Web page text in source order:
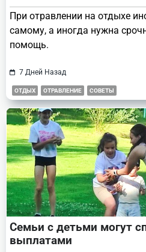
При отравлении на отдыхе
самому, а иногда нужна
помощь.
7 Дней Назад
ОТДЫХ ОТРАВЛЕНИЕ СОВЕТЫ
Семьи с детьми могут
выплатами